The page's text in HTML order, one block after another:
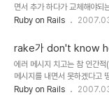
배열이라는데 처음엔 그 용
면서 추가 하다가 교체해야되
돌아가면서 교체해야 할 놈이
있는 놈이 돌고 위에 있는 놈
야길 루비포럼에 올렸더니 루
비에서는 에러가 아닙니다.
overwrite 됩니다. 이 것은
Ruby on Rails
rake가 don't know
에러 메시지 치고는 참 인간
메시지를 내면서 못하겠다고
것인지 아닌지 모를 mysql의
Ruby on Rails